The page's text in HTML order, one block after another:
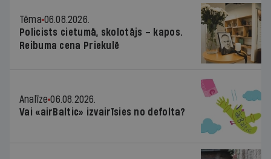
Tēma 06.08.2026.
Policists cietumā, skolotājs – kapos.
Reibuma cena Priekulē
Analīze 06.08.2026.
Vai «airBaltic» izvairīsies no defolta?